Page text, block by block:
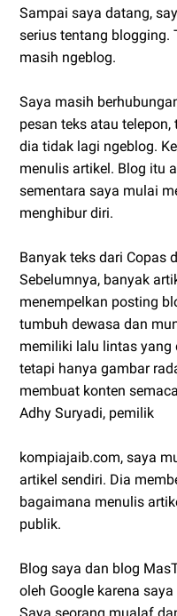
Sampai saya datang,
serius tentang blogging.
masih ngeblog.
Saya masih
pesan teks atau
dia tidak lagi ngeblog.
menulis artikel. Blog itu
sementara saya mulai
menghibur diri.
Banyak teks dari Copas
Sebelumnya, banyak
menempelkan posting
tumbuh dewasa dan
memiliki lalu lintas yang
tetapi hanya gambar
membuat konten
Adhy Suryadi, pemilik
kompiajaib.com, saya
artikel sendiri. Dia
bagaimana menulis
publik.
Blog saya dan blog
oleh Google karena
Saya seorang mualaf